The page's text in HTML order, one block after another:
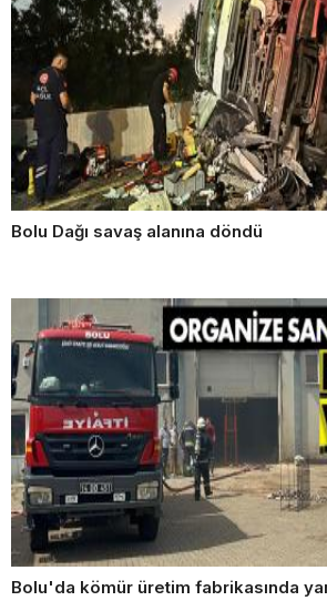
Bolu Dağı savaş alanına döndü
Bolu'da kömür üretim fabrikasında